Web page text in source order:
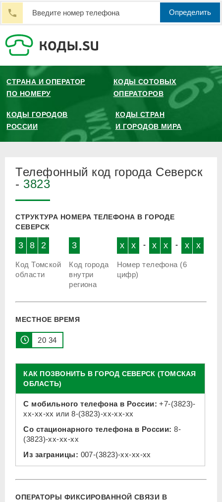
Определить
СТРАНА И ОПЕРАТОР
ПО НОМЕРУ
КОДЫ СОТОВЫХ
ОПЕРАТОРОВ
КОДЫ ГОРОДОВ
РОССИИ
КОДЫ СТРАН
И ГОРОДОВ МИРА
Телефонный код города Северск
- 3823
СТРУКТУРА НОМЕРА ТЕЛЕФОНА В ГОРОДЕ
СЕВЕРСК
3 8 2
Код Томской
области
3
Код города
внутри
региона
x x - x x - x x
Номер телефона (6
цифр)
МЕСТНОЕ ВРЕМЯ
20 34
КАК ПОЗВОНИТЬ В ГОРОД СЕВЕРСК (ТОМСКАЯ
ОБЛАСТЬ)
С мобильного телефона в России: +7-(3823)-
xx-xx-xx или8-(3823)-xx-xx-xx
Со стационарного телефона в России: 8-
(3823)-xx-xx-xx
Из заграницы: 007-(3823)-xx-xx-xx
ОПЕРАТОРЫ ФИКСИРОВАННОЙ СВЯЗИ В